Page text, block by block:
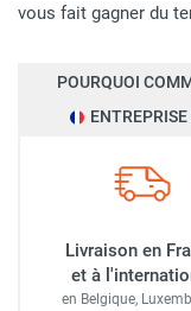
vous fait gagner du
POURQUOI
Livraison en
et à
en Belgique,